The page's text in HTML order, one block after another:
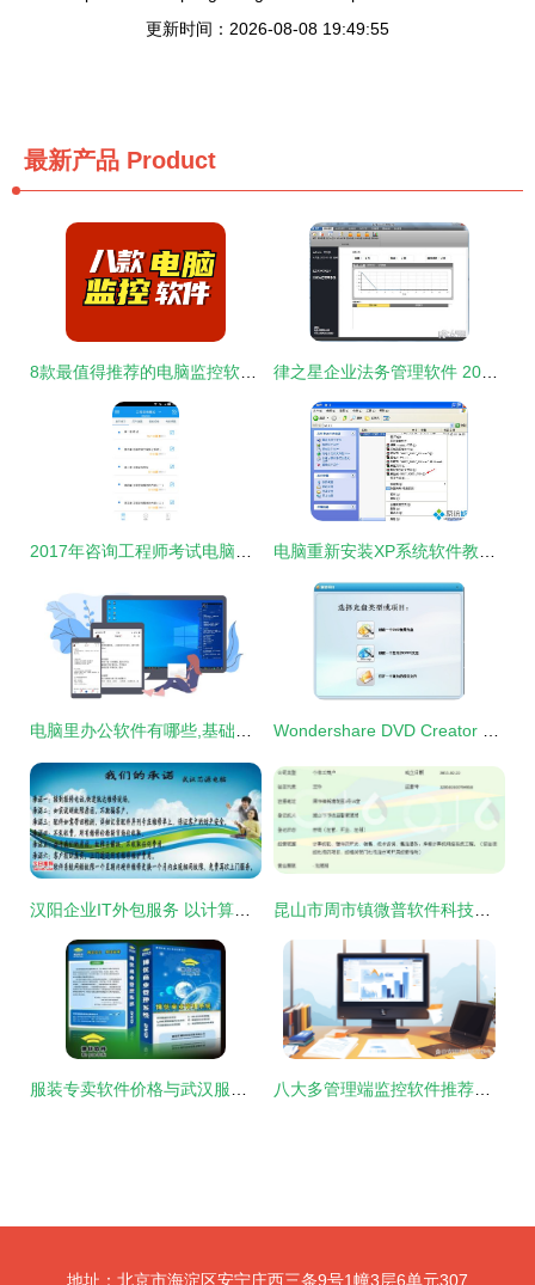
更新时间：2026-08-08 19:49:55
最新产品 Product
地址：北京市海淀区安宁庄西三条9号1幢3层6单元307